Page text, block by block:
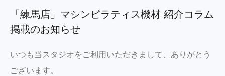
「練馬店」マシンピラティス機材 紹介コラム
掲載のお知らせ
いつも当スタジオをご利用いただきまして、ありがとう
ございます。